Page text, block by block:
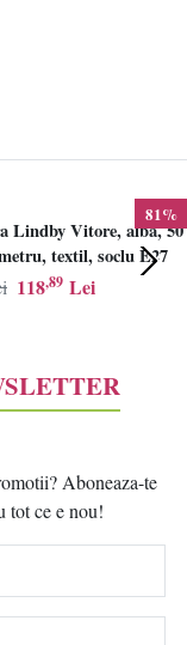
81%
Lindby Vitore, alba, 50
textil, soclu E27
118,89 Lei
Aboneaza-te
tot ce e nou!